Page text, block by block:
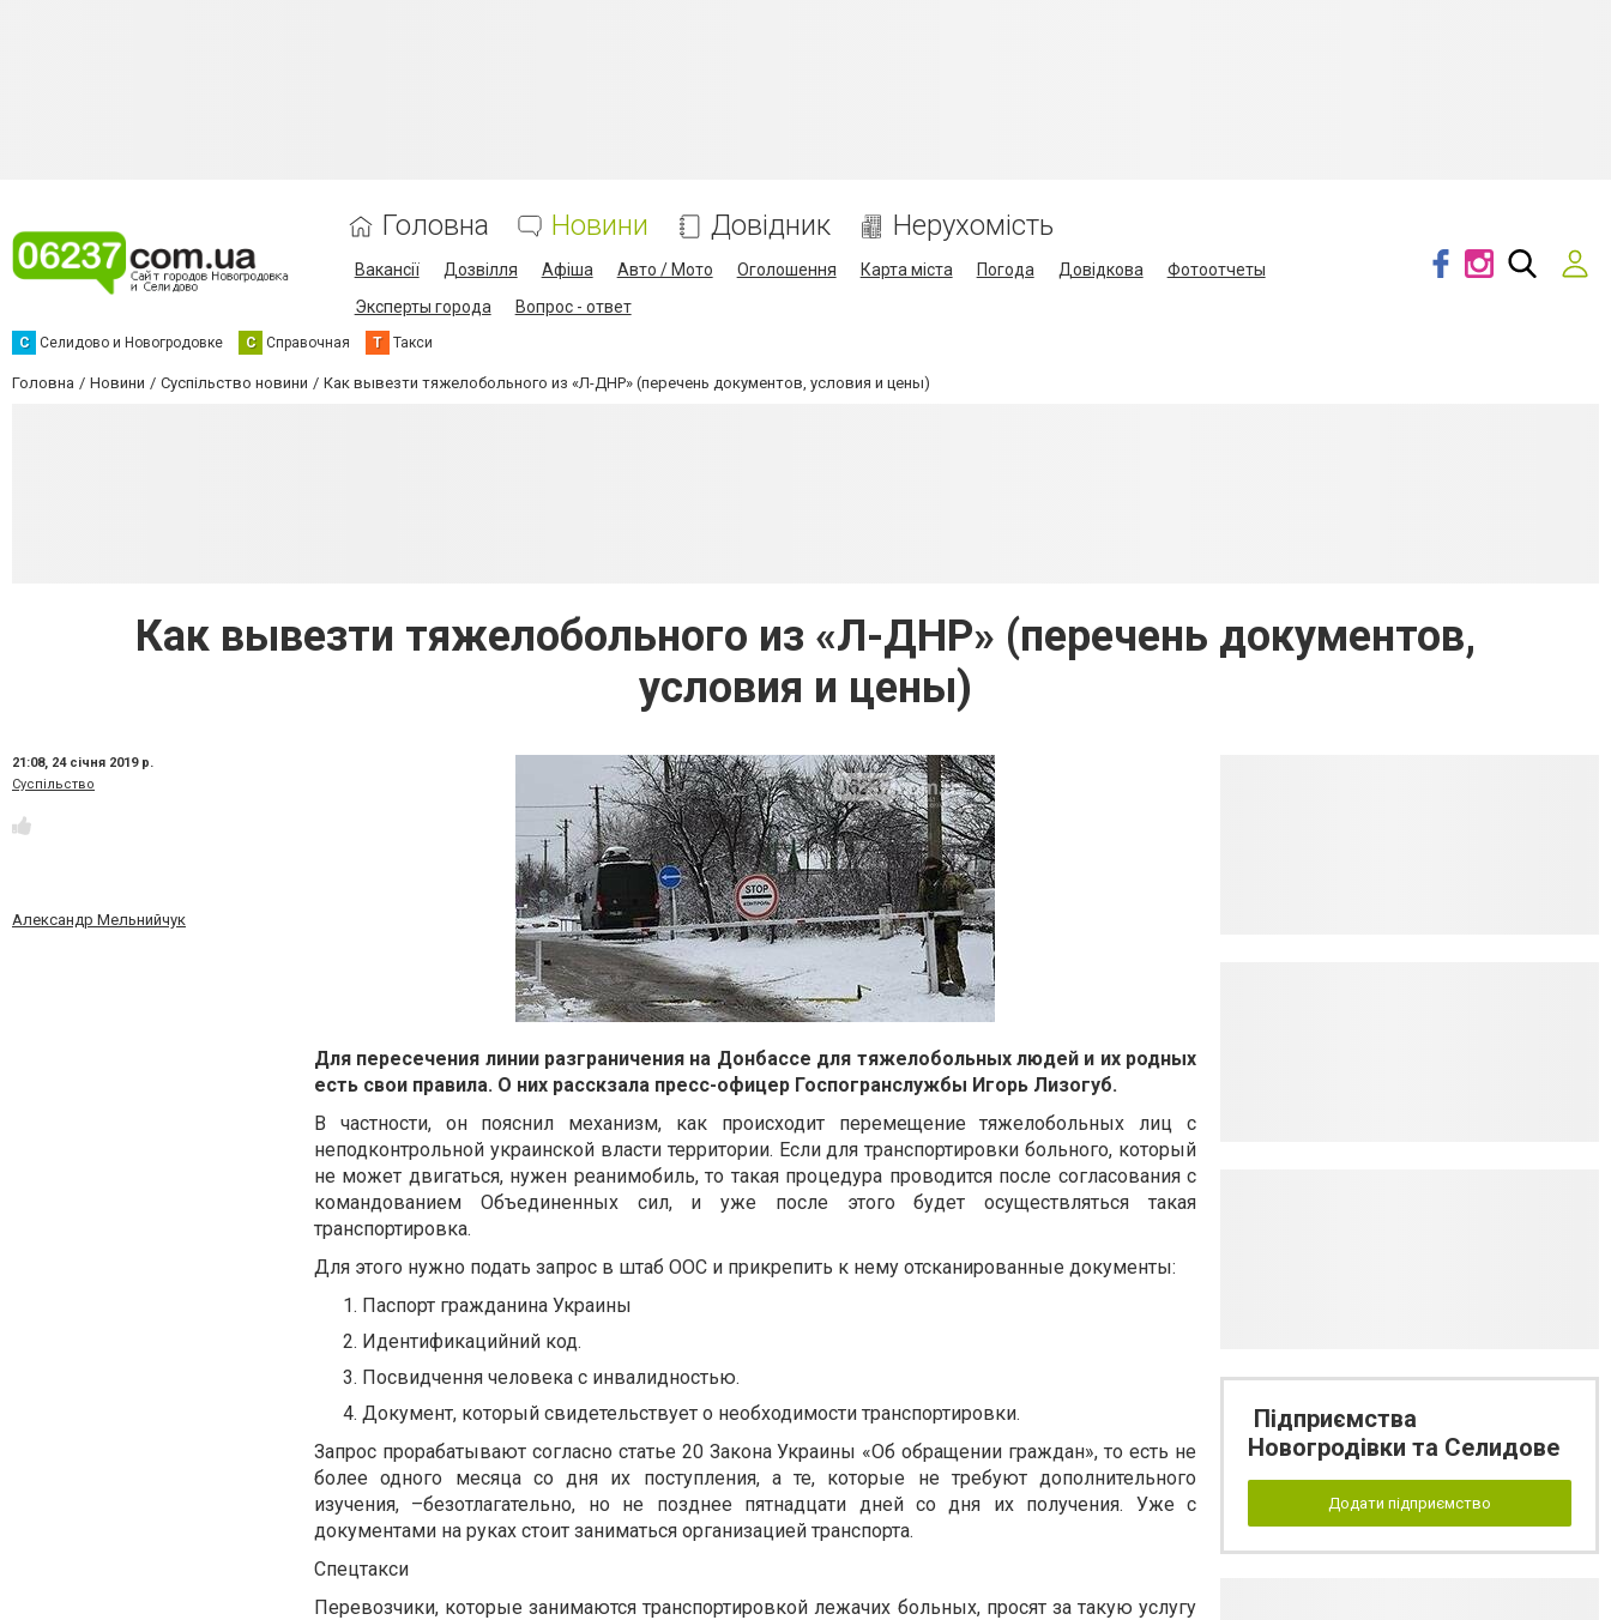
Головна Новини Довідник Нерухомість
Вакансії Дозвілля Афіша Авто / Мото Оголошення Карта міста Погода Довідкова
Фотоотчеты
Эксперты города
Вопрос - ответ
С Селидово и Новогродовке С Справочная Т Такси
Головна Новини Суспільство новини Как вывезти тяжелобольного из «Л-ДНР» (перечень документов, условия и цены)
Как вывезти тяжелобольного из «Л-ДНР» (перечень документов,
условия и цены)
21:08, 24 січня 2019 р.
Суспільство
Александр Мельнийчук
Для пересечения линии разграничения на Донбассе для тяжелобольных людей и их родных
есть свои правила. О них расскзала пресс-офицер Госпогранслужбы Игорь Лизогуб.
В частности, он пояснил механизм, как происходит перемещение тяжелобольных лиц с
неподконтрольной украинской власти территории. Если для транспортировки больного, который
не может двигаться, нужен реанимобиль, то такая процедура проводится после согласования с
командованием Объединенных сил, и уже после этого будет осуществляться такая
транспортировка.
Для этого нужно подать запрос в штаб ООС и прикрепить к нему отсканированные документы:
Паспорт гражданина Украины
Идентификацийний код.
Посвидчення человека с инвалидностью.
Документ, который свидетельствует о необходимости транспортировки.
Запрос прорабатывают согласно статье 20 Закона Украины «Об обращении граждан», то есть не
более одного месяца со дня их поступления, а те, которые не требуют дополнительного
изучения, –безотлагательно, но не позднее пятнадцати дней со дня их получения. Уже с
документами на руках стоит заниматься организацией транспорта.
Спецтакси
Перевозчики, которые занимаются транспортировкой лежачих больных, просят за такую ​​услугу
Підприємства
Новогродівки та Селидове
Додати підприємство